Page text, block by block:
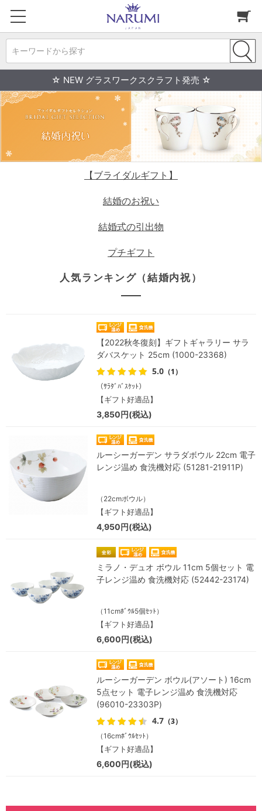
キーワードから探す
☆ NEW グラスワークスクラフト発売 ☆
【ブライダルギフト】
結婚のお祝い
結婚式の引出物
プチギフト
人気ランキング（結婚内祝）
【2022秋冬復刻】ギフトギャラリー サラ
ダバスケット 25cm (1000-23368)
5.0 （1）
（ｻﾗﾀﾞﾊﾞｽｹｯﾄ）
【ギフト好適品】
3,850円(税込)
ルーシーガーデン サラダボウル 22cm 電子
レンジ温め 食洗機対応 (51281-21911P)
（22cmボウル）
【ギフト好適品】
4,950円(税込)
ミラノ・デュオ ボウル 11cm 5個セット 電
子レンジ温め 食洗機対応 (52442-23174)
（11cmﾎﾞｳﾙ5個ｾｯﾄ）
【ギフト好適品】
6,600円(税込)
ルーシーガーデン ボウル(アソート) 16cm
5点セット 電子レンジ温め 食洗機対応
(96010-23303P)
4.7 （3）
（16cmﾎﾞｳﾙｾｯﾄ）
【ギフト好適品】
6,600円(税込)